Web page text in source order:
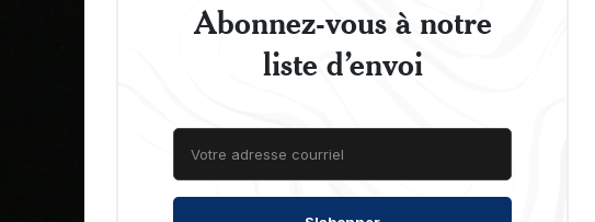
Abonnez-vous à notre
liste d’envoi